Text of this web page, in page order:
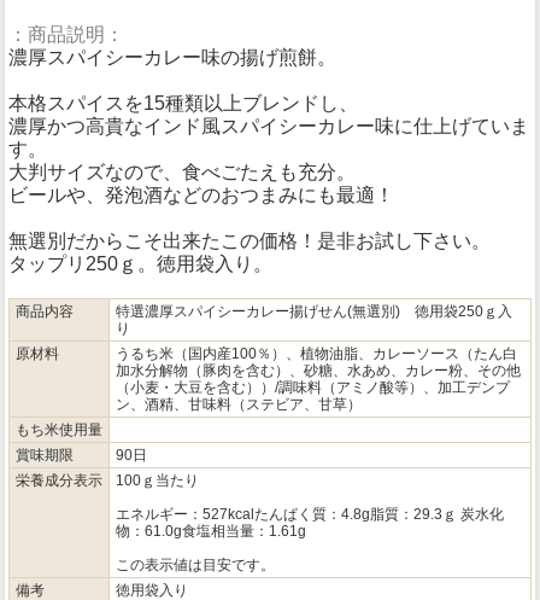
：商品説明：
濃厚スパイシーカレー味の揚げ煎餅。
本格スパイスを15種類以上ブレンドし、
濃厚かつ高貴なインド風スパイシーカレー味に仕上げていま
す。
大判サイズなので、食べごたえも充分。
ビールや、発泡酒などのおつまみにも最適！
無選別だからこそ出来たこの価格！是非お試し下さい。
タップリ250ｇ。徳用袋入り。
商品内容
特選濃厚スパイシーカレー揚げせん(無選別) 徳用袋250ｇ入
り
原材料
うるち米（国内産100％）、植物油脂、カレーソース（たん白
加水分解物（豚肉を含む）、砂糖、水あめ、カレー粉、その他
（小麦・大豆を含む））/調味料（アミノ酸等）、加工デンプ
ン、酒精、甘味料（ステビア、甘草）
もち米使用量
賞味期限
90日
栄養成分表示
100ｇ当たり
エネルギー：527kcalたんぱく質：4.8g脂質：29.3ｇ 炭水化
物：61.0g食塩相当量：1.61g
この表示値は目安です。
備考
徳用袋入り